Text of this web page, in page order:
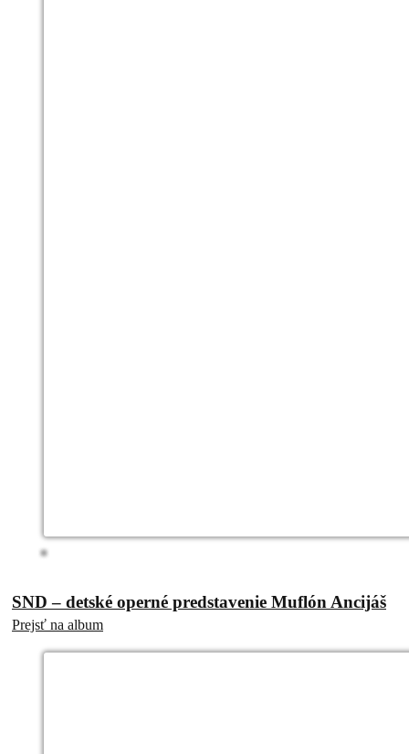
SND – detské operné predstavenie Muflón Ancijáš
Prejsť na album